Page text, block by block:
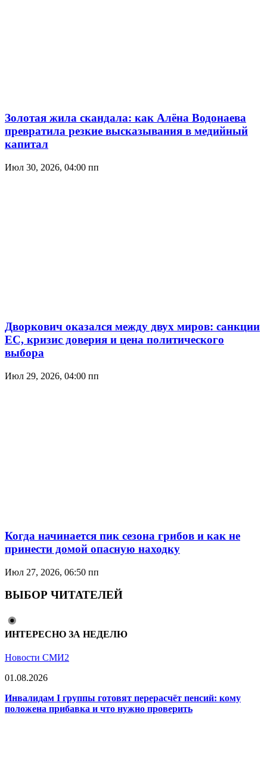
Золотая жила скандала: как Алёна Водонаева
превратила резкие высказывания в медийный
капитал
Июл 30, 2026, 04:00 пп
Дворкович оказался между двух миров: санкции
ЕС, кризис доверия и цена политического
выбора
Июл 29, 2026, 04:00 пп
Когда начинается пик сезона грибов и как не
принести домой опасную находку
Июл 27, 2026, 06:50 пп
ВЫБОР ЧИТАТЕЛЕЙ
ИНТЕРЕСНО ЗА НЕДЕЛЮ
Новости СМИ2
01.08.2026
Инвалидам I группы готовят перерасчёт пенсий: кому
положена прибавка и что нужно проверить